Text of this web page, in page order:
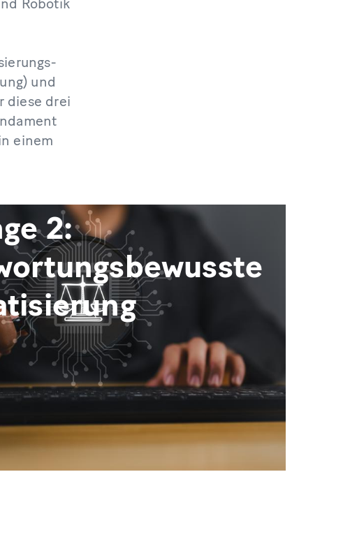
Robotik
und
diese drei
einem
2: